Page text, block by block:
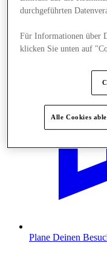
Plane Deinen
durchgeführten
Für Informationen über
klicken Sie unten auf
Alle Cookies